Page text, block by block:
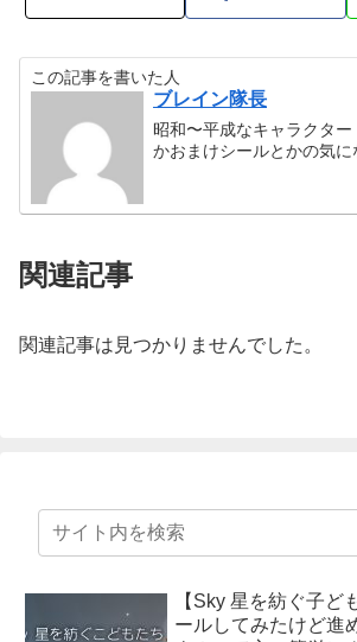
この記事を書いた人
ブレイン隊長
昭和〜平成なキャラクター
かおまけシールとかの気に
関連記事
関連記事は見つかりませんでした。
【Sky 星を紡ぐ子ど
ールしてみたけど進